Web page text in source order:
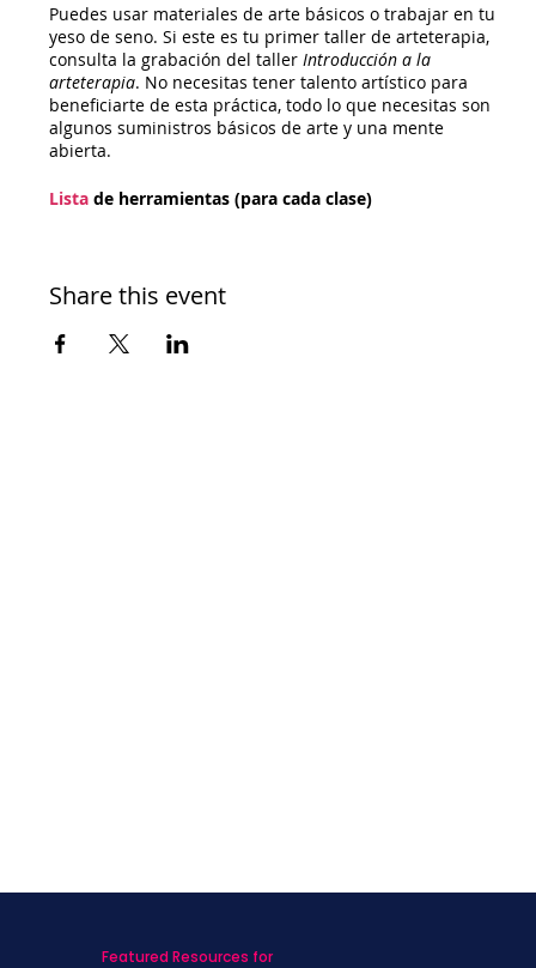
Puedes usar materiales de arte básicos o trabajar en tu
yeso de seno. Si este es tu primer taller de arteterapia,
consulta la grabación del tallerIntroducción a la
arteterapia. No necesitas tener talento artístico para
beneficiarte de esta práctica, todo lo que necesitas son
algunos suministros básicos de arte y una mente
abierta.
Listade herramientas (para cada clase)
Costo: Gratis
Donate to our programs and offerings here:
Share this event
Featured Resources for